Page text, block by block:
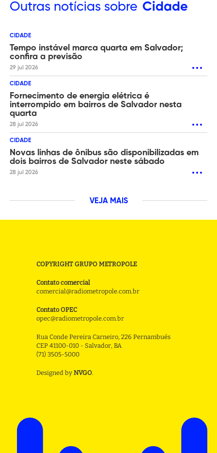
Outras notícias sobre Cidade
CIDADE
Tempo instável marca quarta em Salvador;
confira a previsão
29 jul 2026
CIDADE
Fornecimento de energia elétrica é
interrompido em bairros de Salvador nesta
quarta
28 jul 2026
CIDADE
Novas linhas de ônibus são disponibilizadas em
dois bairros de Salvador neste sábado
28 jul 2026
VEJA MAIS
COPYRIGHT GRUPO METROPOLE
Contato comercial
comercial@radiometropole.com.br
Contato OPEC
opec@radiometropole.com.br
Rua Conde Pereira Carneiro, 226 Pernambués
CEP 41100-010 - Salvador, BA
(71) 3505-5000
Designed by NVGO.